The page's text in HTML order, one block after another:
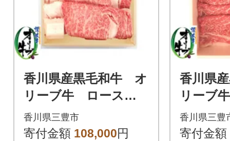
香川県産黒毛和牛 オ
リーブ牛 ロースす
きしゃぶ用1700g
香川県三豊市
寄付金額 108,000円
香川県
リーブ
ぶ三昧
トB 計
香川県三豊
寄付金額